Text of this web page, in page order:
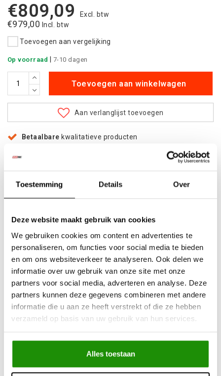
Toestemming Details Over
Deze website maakt gebruik van cookies
We gebruiken cookies om content en advertenties te
personaliseren, om functies voor social media te bieden
en om ons websiteverkeer te analyseren. Ook delen we
informatie over uw gebruik van onze site met onze
partners voor social media, adverteren en analyse. Deze
partners kunnen deze gegevens combineren met andere
informatie die u aan ze heeft verstrekt of die ze hebben
verzameld op basis van uw gebruik van hun services.
Alles toestaan
€809,09 Excl. btw
€979,00 Incl. btw
Toevoegen aan vergelijking
Op voorraad 7-10 dagen
Toevoegen aan winkelwagen
Aan verlanglijst toevoegen
Betaalbare kwalitatieve producten
Verzending door
heel Europa
+500nieuweproducten
Deel dit product
Informatie
Nissan Navara D40 05-14 More4x4 stalen achterbumper is
gemaakt van 6, 4 en 3 mm dik staal .
De zijdelen van de bumper hebben steunen die aan het frame
bumper nauwkeurig af te stellen, spelen ze een zeer